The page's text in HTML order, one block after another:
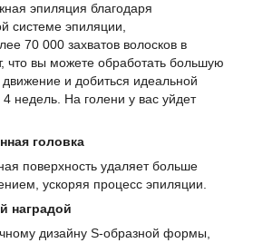
эпиляция благодаря
системе эпиляции,
70 000 захватов волосков в
что вы можете обработать большую
движение и добиться идеальной
4 недель. На голени у вас уйдет
головка
поверхность удаляет больше
ускоряя процесс эпиляции.
наградой
дизайну S-образной формы,